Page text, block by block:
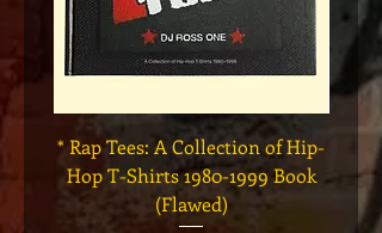
* Rap Tees: A Collection of Hip-
Hop T-Shirts 1980-1999 Book
(Flawed)
Has